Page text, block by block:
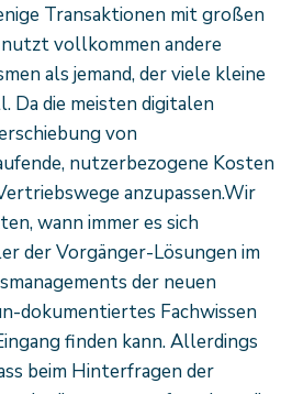
Transaktionen mit großen
vollkommen andere
als jemand, der viele kleine
Da die meisten digitalen
von
nutzerbezogene Kosten
anzupassen.Wir
wann immer es sich
der Vorgänger-Lösungen im
der neuen
dokumentiertes Fachwissen
finden kann. Allerdings
beim Hinterfragen der